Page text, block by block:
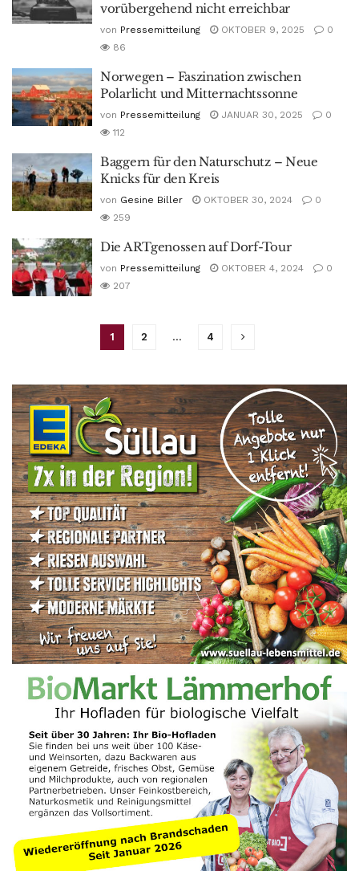
vorübergehend nicht erreichbar
von Pressemitteilung OKTOBER 9, 2025
0
86
Norwegen – Faszination zwischen
Polarlicht und Mitternachtssonne
von Pressemitteilung JANUAR 30, 2025
0
112
Baggern für den Naturschutz – Neue
Knicks für den Kreis
von Gesine Biller OKTOBER 30, 2024
0
259
Die ARTgenossen auf Dorf-Tour
von Pressemitteilung OKTOBER 4, 2024
0
207
1 2 … 4